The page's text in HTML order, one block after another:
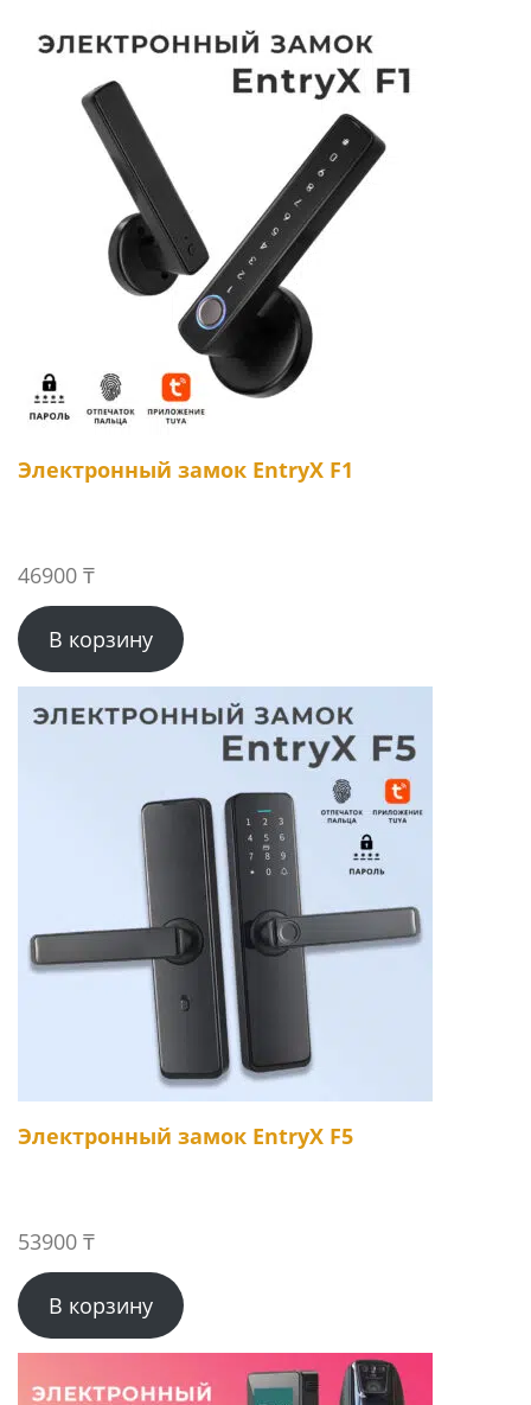
Электронный замок EntryX F1
46900 ₸
В корзину
Электронный замок EntryX F5
53900 ₸
В корзину